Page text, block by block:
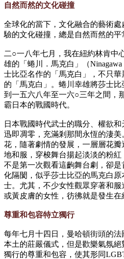
自然而然的文化碰撞
全球化的當下，文化融合的藝術
驗的文化碰撞，總是自然而然的平
二○一八年七月，我在紐約林肯中
雄的「蜷川．馬克白」（
士比亞名作的「馬克白」，不只
的「馬克白」。蜷川幸雄將莎士
到一五六八年至一六○三年之間，
霸日本的戰國時代。
日本戰國時代武士的職分、權欲和
迅即凋零，充滿剎那間永恆的淒
花，隨著劇情的發展，一層層花
地和服，穿梭舞台揚起淡淡的粉
不是第一次觀看這齣舞台劇，卻
化隔閡，似乎莎士比亞的馬克白
士。尤其，不少女性觀眾穿著和服
或黃皮膚的女性，彷彿就是發生在
尊重和包容特立獨行
每年七月十四日，曼哈頓街頭的
本土的莊嚴儀式，但是歡樂氣氛
獨行的尊重和包容，使其形同